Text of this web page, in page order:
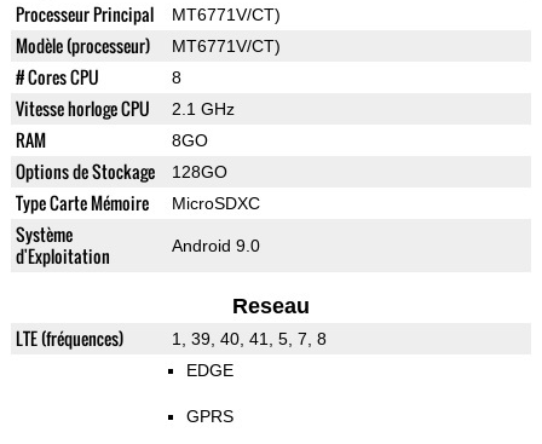
Processeur Principal MT6771V/CT)
Modèle (processeur) MT6771V/CT)
# Cores CPU 8
Vitesse horloge CPU 2.1 GHz
RAM 8GO
Options de Stockage 128GO
Type Carte Mémoire MicroSDXC
Système
d'Exploitation
Android 9.0
Reseau
LTE (fréquences) 1, 39, 40, 41, 5, 7, 8
EDGE
GPRS